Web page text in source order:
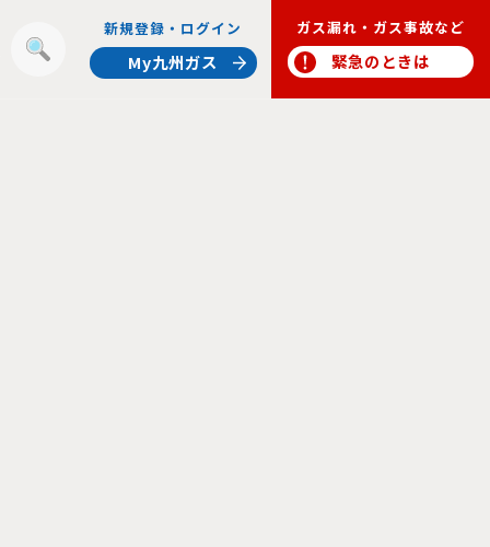
新規登録・ログイン
My九州ガス
ガス漏れ・ガス事故など
緊急のときは